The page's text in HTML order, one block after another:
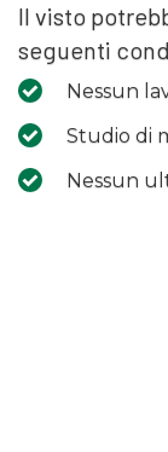
Il visto
seguenti
Nessun
Studio di
Nessun